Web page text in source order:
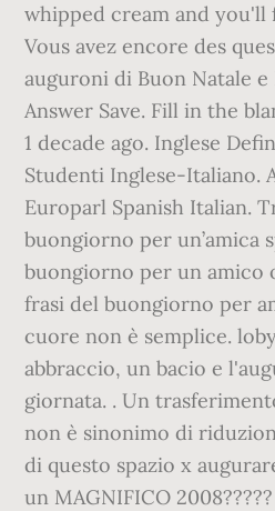
whipped cream and
Vous avez encore des
auguroni di Buon Natale e
Answer Save. Fill in the
1 decade ago. Inglese
Studenti Inglese-Italiano.
Europarl Spanish Italian.
buongiorno per un’amica
buongiorno per un amico
frasi del buongiorno per
cuore non è semplice.
abbraccio, un bacio e
giornata. . Un
non è sinonimo di
di questo spazio x
un MAGNIFICO